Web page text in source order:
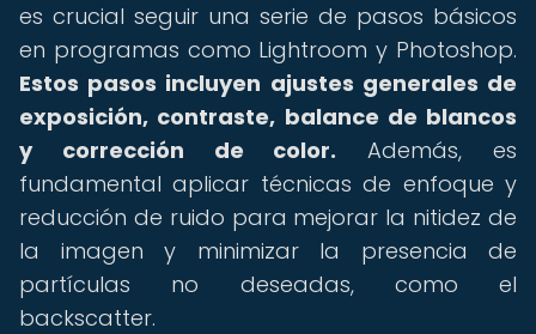
es crucial seguir una serie de pasos básicos
en programas como Lightroom y Photoshop.
Estos pasos incluyen ajustes generales de
exposición, contraste, balance de blancos
y corrección de color. Además, es
fundamental aplicar técnicas de enfoque y
reducción de ruido para mejorar la nitidez de
la imagen y minimizar la presencia de
partículas no deseadas, como el
backscatter.